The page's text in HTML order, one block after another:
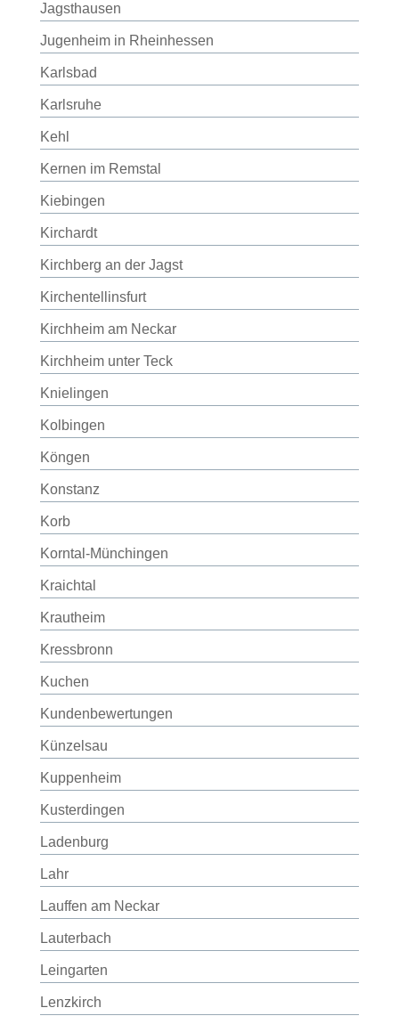
Jagsthausen
Jugenheim in Rheinhessen
Karlsbad
Karlsruhe
Kehl
Kernen im Remstal
Kiebingen
Kirchardt
Kirchberg an der Jagst
Kirchentellinsfurt
Kirchheim am Neckar
Kirchheim unter Teck
Knielingen
Kolbingen
Köngen
Konstanz
Korb
Korntal-Münchingen
Kraichtal
Krautheim
Kressbronn
Kuchen
Kundenbewertungen
Künzelsau
Kuppenheim
Kusterdingen
Ladenburg
Lahr
Lauffen am Neckar
Lauterbach
Leingarten
Lenzkirch